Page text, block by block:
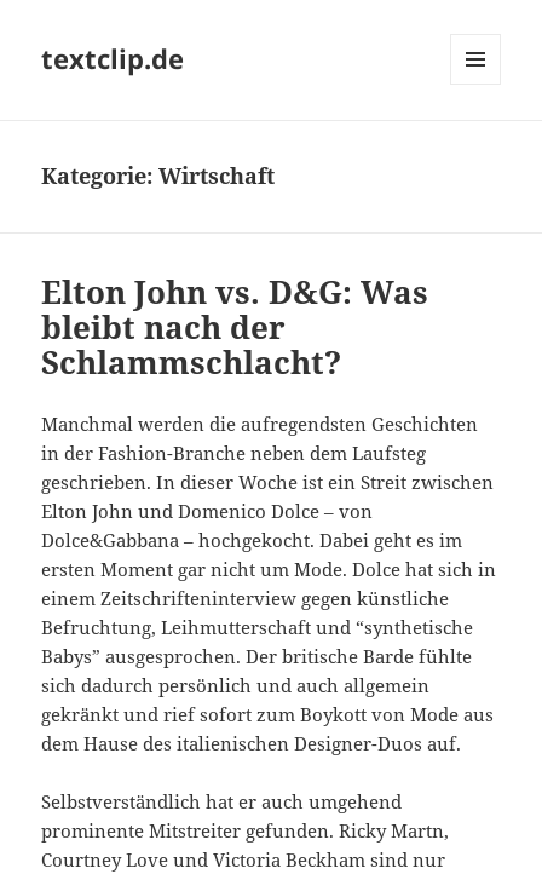
textclip.de
Kategorie:Wirtschaft
Elton John vs. D&G: Was
bleibt nach der
Schlammschlacht?
Manchmal werden die aufregendsten Geschichten
in der Fashion-Branche neben dem Laufsteg
geschrieben. In dieser Woche ist ein Streit zwischen
Elton John und Domenico Dolce – von
Dolce&Gabbana – hochgekocht. Dabei geht es im
ersten Moment gar nicht um Mode. Dolce hat sich in
einem Zeitschrifteninterview gegen künstliche
Befruchtung, Leihmutterschaft und “synthetische
Babys” ausgesprochen. Der britische Barde fühlte
sich dadurch persönlich und auch allgemein
gekränkt und rief sofort zum Boykott von Mode aus
dem Hause des italienischen Designer-Duos auf.
Selbstverständlich hat er auch umgehend
prominente Mitstreiter gefunden. Ricky Martn,
Courtney Love und Victoria Beckham sind nur